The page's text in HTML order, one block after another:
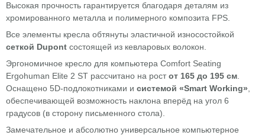
Высокая прочность гарантируется благодаря деталям из
хромированного металла и полимерного композита FPS.
Все элементы кресла обтянуты эластичной износостойкой
сеткой Dupont состоящей из кевларовых волокон.
Эргономичное кресло для компьютера Comfort Seating
Ergohuman Elite 2 ST рассчитано на ростот 165 до 195 см
Оснащено 5D-подлокотниками и системой «Smart Working»
обеспечивающей возможность наклона вперёд на угол 6
градусов (в сторону письменного стола).
Замечательное и абсолютно универсальное компьютерное